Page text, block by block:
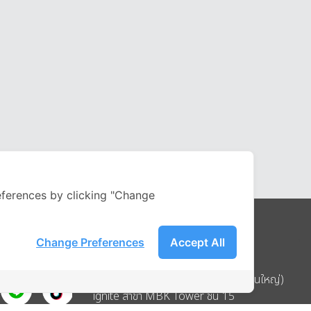
Address
บริษัท อิกไนท์ เอ สตาร์ จำกัด (สำนักงานใหญ่)
ignite สาขา MBK Tower ชั้น 15
by clicking "Change
Accept All
Change Preferences